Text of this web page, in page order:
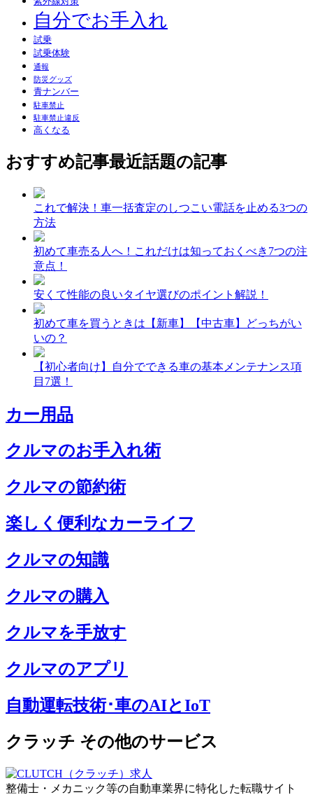
自分でお手入れ
試乗
試乗体験
通報
防災グッズ
青ナンバー
駐車禁止
駐車禁止違反
高くなる
おすすめ記事最近話題の記事
これで解決！車一括査定のしつこい電話を止める3つの
方法
初めて車売る人へ！これだけは知っておくべき7つの注
意点！
安くて性能の良いタイヤ選びのポイント解説！
初めて車を買うときは【新車】【中古車】どっちがい
いの？
【初心者向け】自分でできる車の基本メンテナンス項
目7選！
カー用品
クルマのお手入れ術
クルマの節約術
楽しく便利なカーライフ
クルマの知識
クルマの購入
クルマを手放す
クルマのアプリ
自動運転技術･車のAIとIoT
クラッチ その他のサービス
整備士・メカニック等の自動車業界に特化した転職サイト